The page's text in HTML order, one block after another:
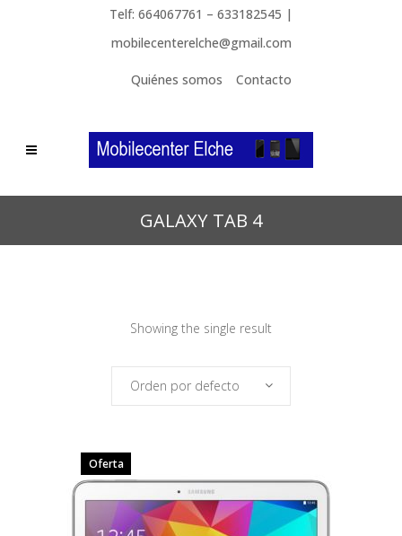
Telf: 664067761 – 633182545 |
mobilecenterelche@gmail.com
Quiénes somos Contacto
GALAXY TAB 4
Showing the single result
Orden por defecto
Oferta